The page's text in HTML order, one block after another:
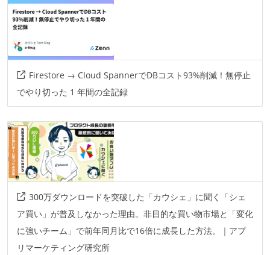
Firestore → Cloud SpannerでDBコスト93%削減！無停止
でやり切った 1 年間の全記録
300万ダウンロードを突破した「カウシェ」に聞く「シェ
ア買い」が普及しなかった理由。非目的な買い物市場と「変化
に強いチーム」で前年同月比で16倍に成長した方法。｜アプ
リマーケティング研究所